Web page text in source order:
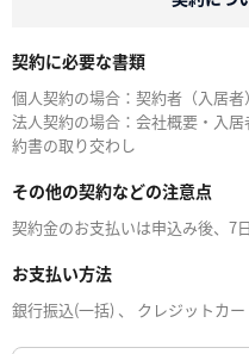
契約に必要な書類
個人契約の場合：契約者（入居
法人契約の場合：会社概要・入
約書の取り交わし
その他の契約などの注意点
契約金のお支払いは申込み後、7
お支払い方法
銀行振込(一括) 、 クレジットカー